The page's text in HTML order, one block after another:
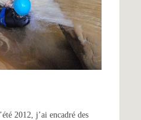
2012, j’ai encadré des